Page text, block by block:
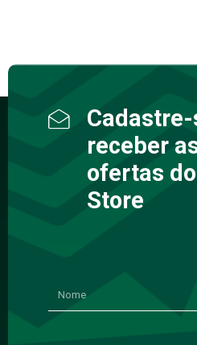
receber
ofertas
Store